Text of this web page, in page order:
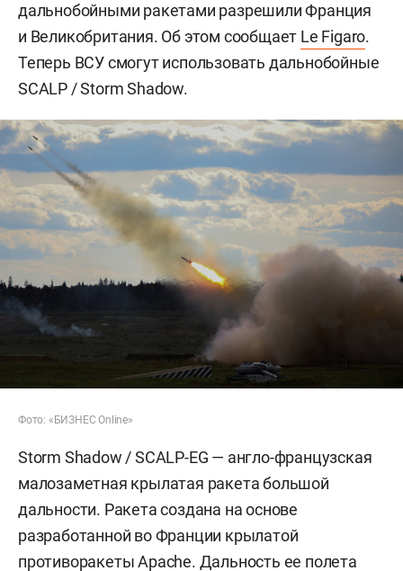
дальнобойными ракетами разрешили Франция
и Великобритания. Об этом сообщает Le Figaro.
Теперь ВСУ смогут использовать дальнобойные
SCALP / Storm Shadow.
Фото: «БИЗНЕС Online»
Storm Shadow / SCALP-EG — англо-французская
малозаметная крылатая ракета большой
дальности. Ракета создана на основе
разработанной во Франции крылатой
противоракеты Apache. Дальность ее полета